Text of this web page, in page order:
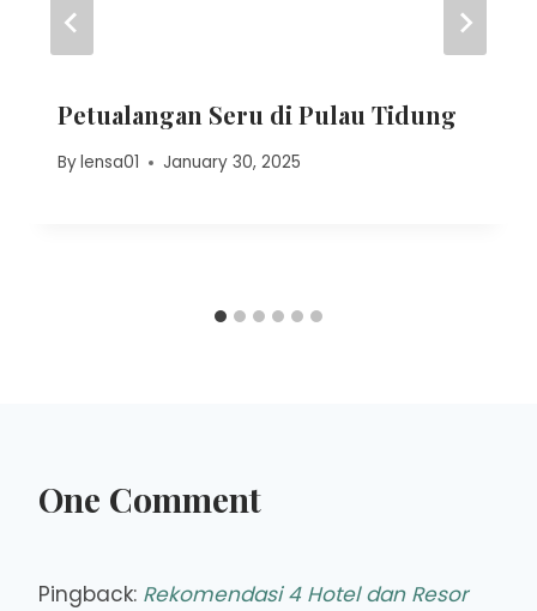
Petualangan Seru di Pulau Tidung
Bylensa01 January 30, 2025
One Comment
Pingback: Rekomendasi 4 Hotel dan Resor